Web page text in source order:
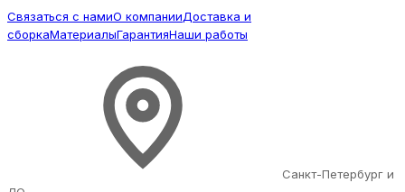
Связаться с намиО компанииДоставка и
сборкаМатериалыГарантияНаши работы
Санкт-Петербург и